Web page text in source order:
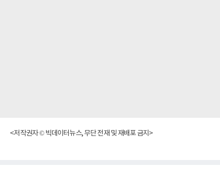
<저작권자 © 빅데이터뉴스, 무단 전재 및 재배포 금지>